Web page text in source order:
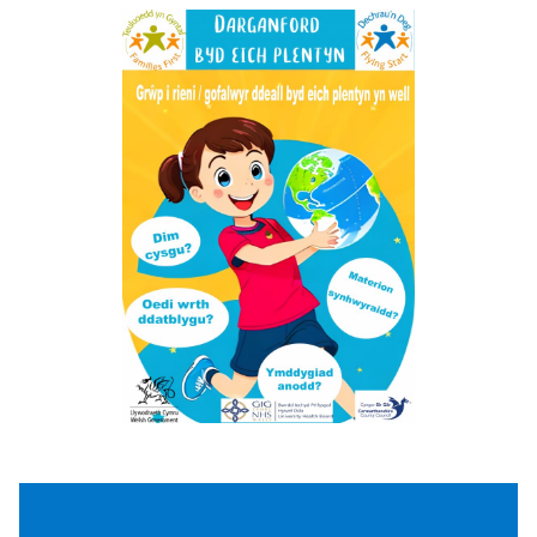
Dyddiad a lleoliad i’w cadarnhau,
cofrestrwch eich diddordeb.
7 sessiw -Grŵp i rieni a gofalwyr ddeall byd
eich plentyn yn well. Bydd y sesiynau’n
edrych ar: ‘Gofalu amdanom ein hunain’,
‘Cwsg’, ‘Synhwyraidd’, ‘Lleferydd ac Iaith’,
‘Chwarae’, ‘Datblygiad ac Ymddygiad’ a
sesiwn holi ac ateb.